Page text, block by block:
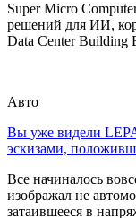
Super Micro
решений для ИИ,
Data Center Building
Авто
Вы уже видели
эскизами,
Все начиналось
изображал не
затаившееся в